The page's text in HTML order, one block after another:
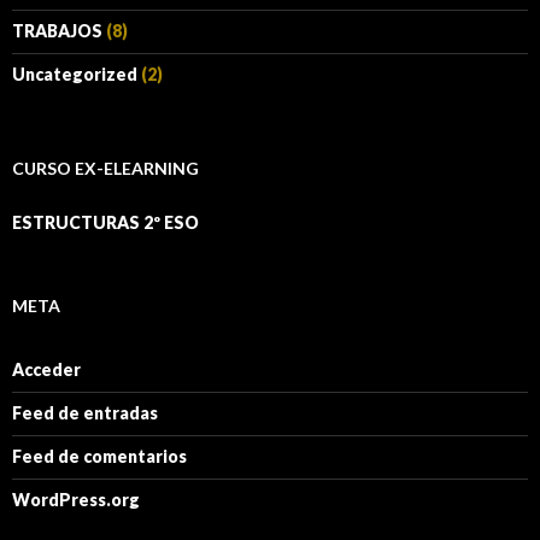
TRABAJOS (8)
Uncategorized (2)
CURSO EX-ELEARNING
ESTRUCTURAS 2º ESO
META
Acceder
Feed de entradas
Feed de comentarios
WordPress.org